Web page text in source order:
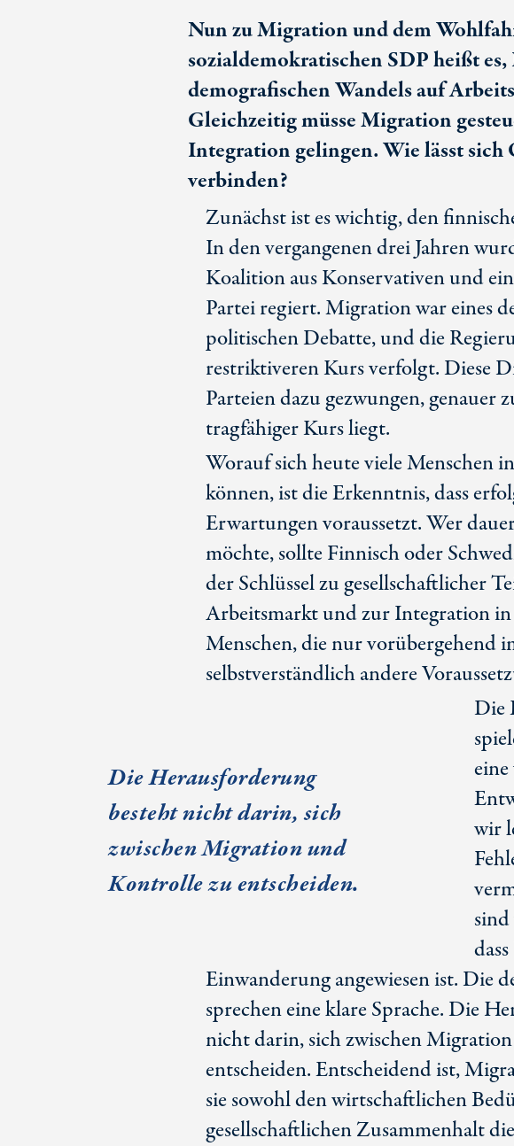
Nun zu Migration und dem
sozialdemokratischen SDP heißt
demografischen Wandels auf
Gleichzeitig müsse Migration
Integration gelingen. Wie lässt
verbinden?
Zunächst ist es wichtig, den
In den vergangenen drei Jahren
Koalition aus Konservativen und
Partei regiert. Migration war eines
politischen Debatte, und die
restriktiveren Kurs verfolgt. Diese
Parteien dazu gezwungen, genauer
tragfähiger Kurs liegt.
Worauf sich heute viele Menschen
können, ist die Erkenntnis, dass
Erwartungen voraussetzt. Wer
möchte, sollte Finnisch oder
der Schlüssel zu gesellschaftlicher
Arbeitsmarkt und zur Integration
Menschen, die nur vorübergehend
selbstverständlich andere
Die Herausforderung
besteht nicht darin, sich
zwischen Migration und
Kontrolle zu entscheiden.
Die
wir
Einwanderung angewiesen ist. Die
sprechen eine klare Sprache. Die
nicht darin, sich zwischen
entscheiden. Entscheidend ist,
sie sowohl den wirtschaftlichen
gesellschaftlichen Zusammenhalt